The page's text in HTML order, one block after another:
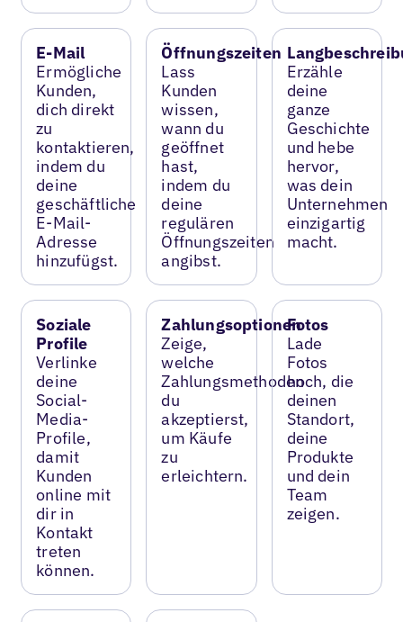
E-Mail
Ermögliche
Kunden,
dich direkt
zu
kontaktieren,
indem du
deine
geschäftliche
E-Mail-
Adresse
hinzufügst.
Öffnungszeiten
Lass
Kunden
wissen,
wann du
geöffnet
hast,
indem du
deine
regulären
Öffnungszeiten
angibst.
Erzähle
deine
ganze
Geschichte
und hebe
hervor,
was dein
Unternehmen
einzigartig
macht.
Soziale
Profile
Verlinke
deine
Social-
Media-
Profile,
damit
Kunden
online mit
dir in
Kontakt
treten
können.
Zahlungsoptionen
Zeige,
welche
Zahlungsmethoden
du
akzeptierst,
um Käufe
zu
erleichtern.
Fotos
Lade
Fotos
hoch, die
deinen
Standort,
deine
Produkte
und dein
Team
zeigen.